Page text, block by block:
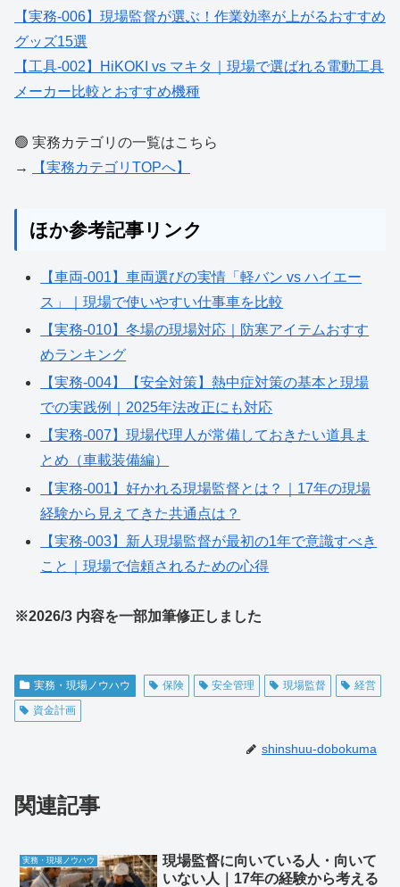
【実務-006】現場監督が選ぶ！作業効率が上がるおすすめ
グッズ15選
【工具-002】HiKOKI vs マキタ｜現場で選ばれる電動工具
メーカー比較とおすすめ機種
🟢 実務カテゴリの一覧はこちら
→
【実務カテゴリTOPへ】
ほか参考記事リンク
【車両-001】車両選びの実情「軽バン vs ハイエー
ス」｜現場で使いやすい仕事車を比較
【実務-010】冬場の現場対応｜防寒アイテムおすす
めランキング
【実務-004】【安全対策】熱中症対策の基本と現場
での実践例｜2025年法改正にも対応
【実務-007】現場代理人が常備しておきたい道具ま
とめ（車載装備編）
【実務-001】好かれる現場監督とは？｜17年の現場
経験から見えてきた共通点は？
【実務-003】新人現場監督が最初の1年で意識すべき
こと｜現場で信頼されるための心得
※2026/3 内容を一部加筆修正しました
実務・現場ノウハウ 保険 安全管理 現場監督
経営
資金計画
shinshuu-dobokuma
関連記事
実務・現場ノウハウ
現場監督に向いている人・向いて
いない人｜17年の経験から考える